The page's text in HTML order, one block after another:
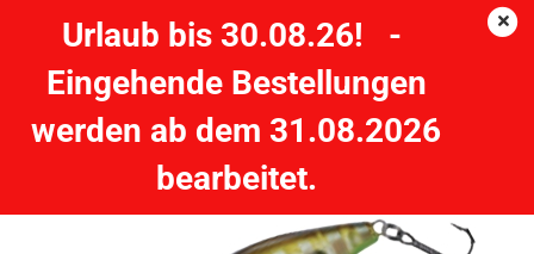
Urlaub bis 30.08.26! -
Eingehende Bestellungen
werden ab dem 31.08.2026
bearbeitet.
GUNKI Gigan 50 F Stripe Smelt